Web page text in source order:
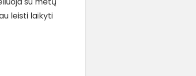
leisti laikyti